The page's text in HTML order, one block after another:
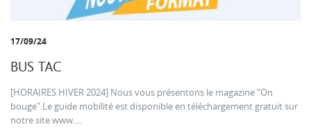
17/09/24
BUS TAC
[HORAIRES HIVER 2024] Nous vous présentons le magazine "On
bouge".Le guide mobilité est disponible en téléchargement gratuit sur
notre site www....